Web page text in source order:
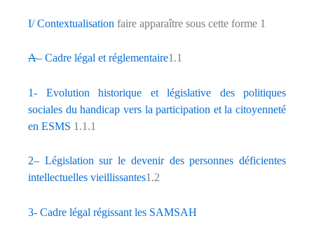
I/Contextualisation faire apparaître sous cette forme 1
A– Cadre légal et réglementaire1.1
1- Evolution historique et législative des politiques
sociales du handicap vers la participation et la citoyenneté
en ESMS 1.1.1
2– Législation sur le devenir des personnes déficientes
intellectuelles vieillissantes1.2
3- Cadre légal régissant les SAMSAH